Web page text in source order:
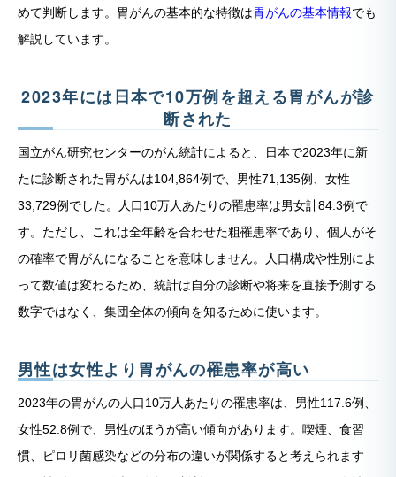
めて判断します。胃がんの基本的な特徴は胃がんの基本情報でも
解説しています。
2023年には日本で10万例を超える胃がんが診
断された
国立がん研究センターのがん統計によると、日本で2023年に新
たに診断された胃がんは104,864例で、男性71,135例、女性
33,729例でした。人口10万人あたりの罹患率は男女計84.3例で
す。ただし、これは全年齢を合わせた粗罹患率であり、個人がそ
の確率で胃がんになることを意味しません。人口構成や性別によ
って数値は変わるため、統計は自分の診断や将来を直接予測する
数字ではなく、集団全体の傾向を知るために使います。
男性は女性より胃がんの罹患率が高い
2023年の胃がんの人口10万人あたりの罹患率は、男性117.6例、
女性52.8例で、男性のほうが高い傾向があります。喫煙、食習
慣、ピロリ菌感染などの分布の違いが関係すると考えられます